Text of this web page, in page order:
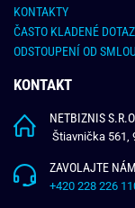
KONTAKTY
ČASTO KLADENÉ
ODSTOUPENÍ OD
KONTAKT
NETBIZNIS
Štiavnička 561,
ZAVOLAJTE
+420 228 226